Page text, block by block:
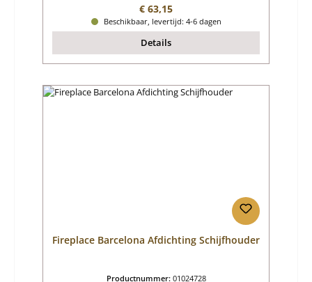
Normale prijs:
€ 63,15
Beschikbaar, levertijd: 4-6 dagen
Details
Fireplace Barcelona Afdichting Schijfhouder
Productnummer: 01024728